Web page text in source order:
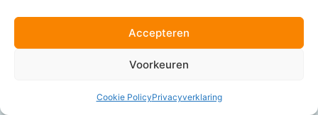
Accepteren
Voorkeuren
Cookie PolicyPrivacyverklaring
wil je meer
informatie over
Facebookadvertenties?